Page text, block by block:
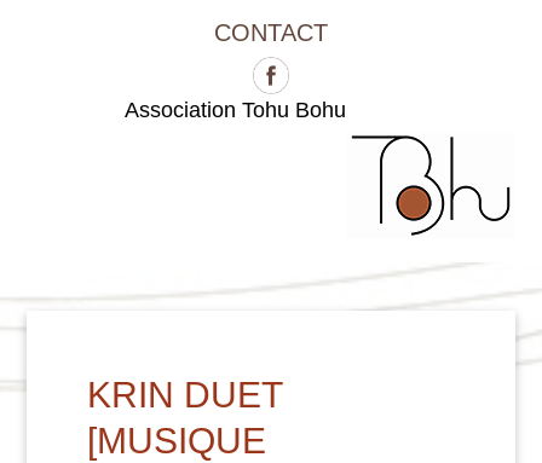
CONTACT
Association Tohu Bohu
KRIN DUET
[MUSIQUE